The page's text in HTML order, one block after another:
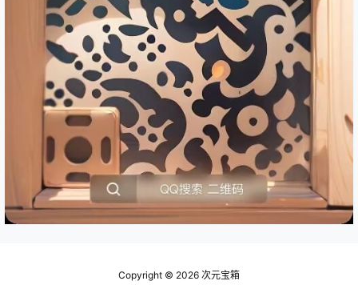
Copyright © 2026 次元宝箱